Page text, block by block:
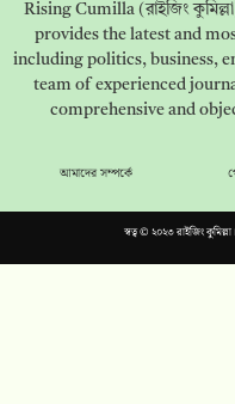
Rising Cumilla (রাইজিং
provides the latest and
including politics, business,
team of experienced
comprehensive and
আমাদের সম্পর্কে
স্বত্ব © ২০২৩ রাইজিং